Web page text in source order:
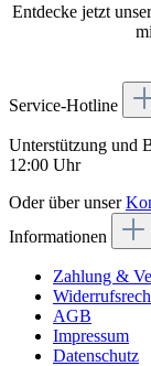
Entdecke jetzt
Service-Hotline
Unterstützung und
12:00 Uhr
Oder über unser
Informationen
Zahlung &
AGB
Impressum
Datenschutz